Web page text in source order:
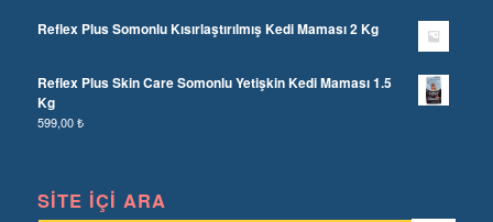
Reflex Plus Somonlu Kısırlaştırılmış Kedi Maması 2 Kg
Reflex Plus Skin Care Somonlu Yetişkin Kedi Maması 1.5
Kg
599,00₺
SITE İÇI ARA